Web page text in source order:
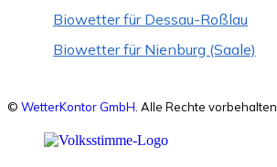
Biowetter für Dessau-Roßlau
Biowetter für Nienburg (Saale)
© WetterKontor GmbH . Alle Rechte vorbehalten